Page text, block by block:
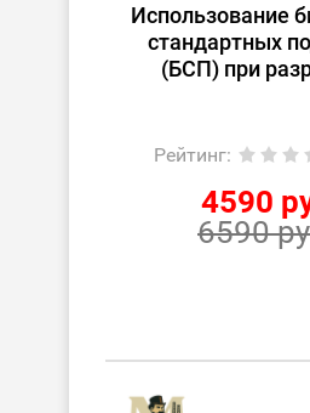
Использование
стандартных
(БСП) при
Рейтинг:
4590
6590